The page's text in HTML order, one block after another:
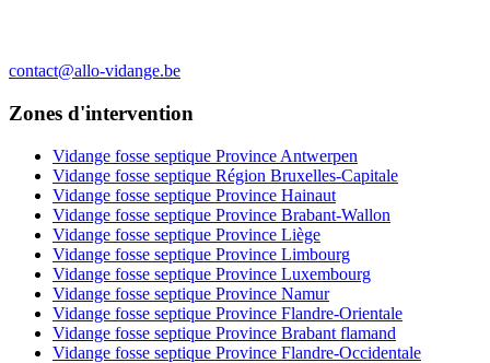
contact@allo-vidange.be
Zones d'intervention
Vidange fosse septique Province Antwerpen
Vidange fosse septique Région Bruxelles-Capitale
Vidange fosse septique Province Hainaut
Vidange fosse septique Province Brabant-Wallon
Vidange fosse septique Province Liège
Vidange fosse septique Province Limbourg
Vidange fosse septique Province Luxembourg
Vidange fosse septique Province Namur
Vidange fosse septique Province Flandre-Orientale
Vidange fosse septique Province Brabant flamand
Vidange fosse septique Province Flandre-Occidentale